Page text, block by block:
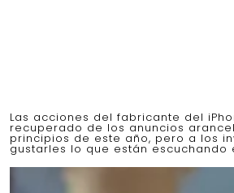
Las acciones del fabricante del
recuperado de los anuncios
principios de este año, pero a los
gustarles lo que están escuchando